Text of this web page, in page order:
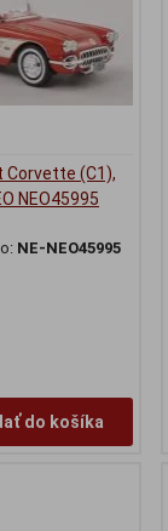
Corvette (C1),
NEO45995
NE-NEO45995
do košíka